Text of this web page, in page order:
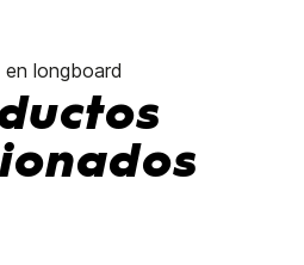
longboard